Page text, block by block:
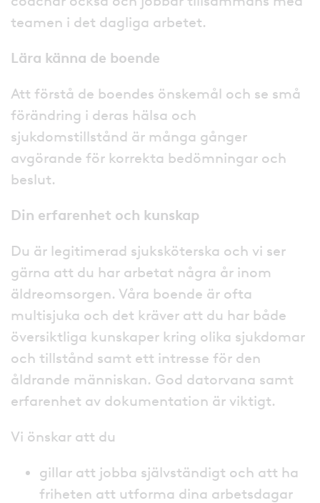
teamen i det dagliga arbetet.
Lära känna de boende
Att förstå de boendes önskemål och se små
förändring i deras hälsa och
sjukdomstillstånd är många gånger
avgörande för korrekta bedömningar och
beslut.
Din erfarenhet och kunskap
Du är legitimerad sjuksköterska och vi ser
gärna att du har arbetat några år inom
äldreomsorgen. Våra boende är ofta
multisjuka och det kräver att du har både
översiktliga kunskaper kring olika sjukdomar
och tillstånd samt ett intresse för den
åldrande människan. God datorvana samt
erfarenhet av dokumentation är viktigt.
Vi önskar att du
gillar att jobba självständigt och att ha
friheten att utforma dina arbetsdagar